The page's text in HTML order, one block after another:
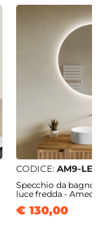
CODICE: AM9-LED
Specchio da bagno
luce fredda - Amede
€ 130,00